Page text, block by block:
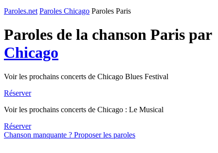
Paroles.net Paroles Chicago Paroles Paris
Paroles de la chanson Paris par
Chicago
Voir les prochains concerts de Chicago Blues Festival
Réserver
Voir les prochains concerts de Chicago : Le Musical
Réserver
Chanson manquante ? Proposer les paroles